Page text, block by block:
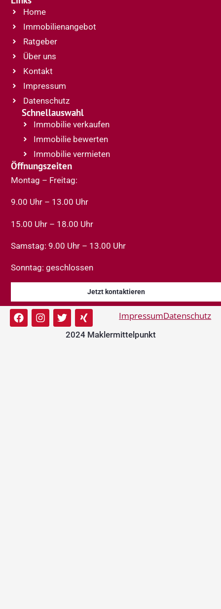
Home
Immobilienangebot
Ratgeber
Über uns
Kontakt
Impressum
Datenschutz
Schnellauswahl
Immobilie verkaufen
Immobilie bewerten
Immobilie vermieten
Öffnungszeiten
Montag – Freitag:
9.00 Uhr – 13.00 Uhr
15.00 Uhr – 18.00 Uhr
Samstag: 9.00 Uhr – 13.00 Uhr
Sonntag: geschlossen
Jetzt kontaktieren
ImpressumDatenschutz
2024 Maklermittelpunkt